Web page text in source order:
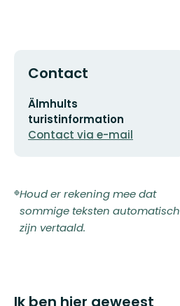
Contact
E-
mailadres
Älmhults
turistinformation
Contact via e-mail
Houd er rekening mee dat
sommige teksten automatisch
zijn vertaald.